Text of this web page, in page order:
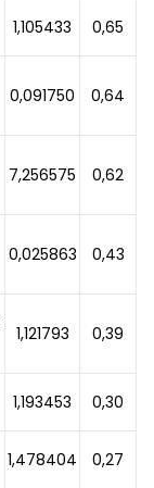
1,105433 0,65
0,091750 0,64
7,256575 0,62
0,025863 0,43
1,121793 0,39
1,193453 0,30
1,478404 0,27